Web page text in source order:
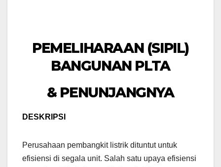
PEMELIHARAAN (SIPIL)
BANGUNAN PLTA
& PENUNJANGNYA
DESKRIPSI
Perusahaan pembangkit listrik dituntut untuk
efisiensi di segala unit. Salah satu upaya efisiensi